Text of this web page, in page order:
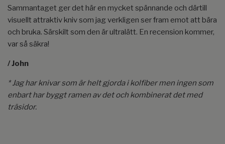
Sammantaget ger det här en mycket spännande och därtill
visuellt attraktiv kniv som jag verkligen ser fram emot att bära
och bruka. Särskilt som den är ultralätt. En recension kommer,
var så säkra!
/ John
* Jag har knivar som är helt gjorda i kolfiber men ingen som
enbart har byggt ramen av det och kombinerat det med
träsidor.